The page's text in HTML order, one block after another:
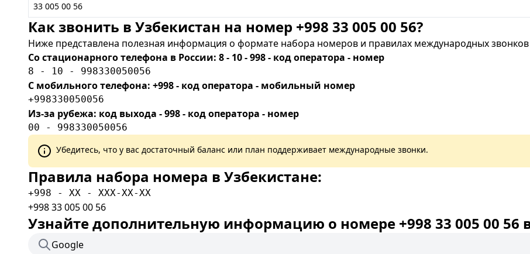
33 005 00 56
Как звонить в Узбекистан на номер +998 33 005 00 56?
Ниже представлена полезная информация о формате набора номеров и правилах международных звонков
Со стационарного телефона в России: 8 - 10 - 998 - код оператора - номер
8 - 10 - 998330050056
С мобильного телефона: +998 - код оператора - мобильный номер
+998330050056
Из-за рубежа: код выхода - 998 - код оператора - номер
00 - 998330050056
Убедитесь, что у вас достаточный баланс или план поддерживает международные звонки.
Правила набора номера в Узбекистане:
+998 - XX - XXX-XX-XX
+998 33 005 00 56
Узнайте дополнительную информацию о номере +998 33 005 00 56
Google